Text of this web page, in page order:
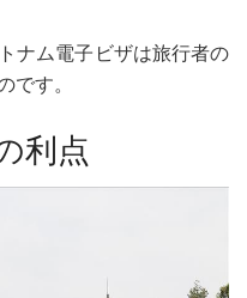
ナム電子ビザは旅行者の
す。
利点